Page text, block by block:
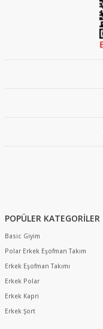
POPÜLER KATEGORİLER
Basic Giyim
Polar Erkek Eşofman Takım
Erkek Eşofman Takımı
Erkek Polar
Erkek Kapri
Erkek Şort